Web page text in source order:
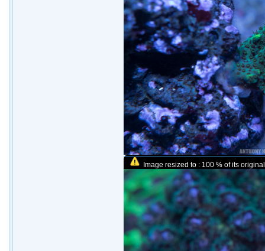
Image resized to : 100 % of its